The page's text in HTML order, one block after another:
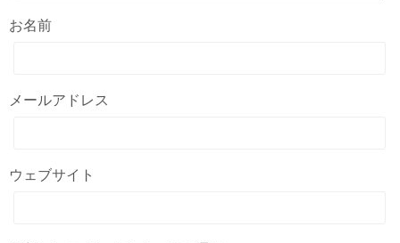
お名前
メールアドレス
ウェブサイト